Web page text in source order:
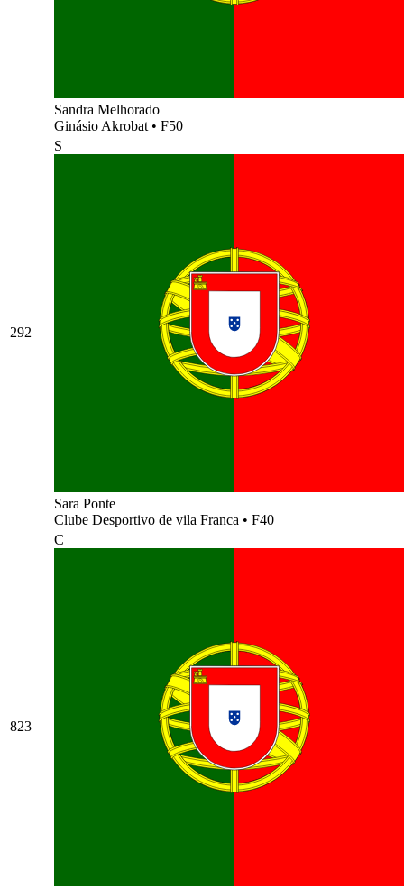
Sandra Melhorado
Ginásio Akrobat • F50
292
S
Sara Ponte
Clube Desportivo de vila Franca • F40
823
C